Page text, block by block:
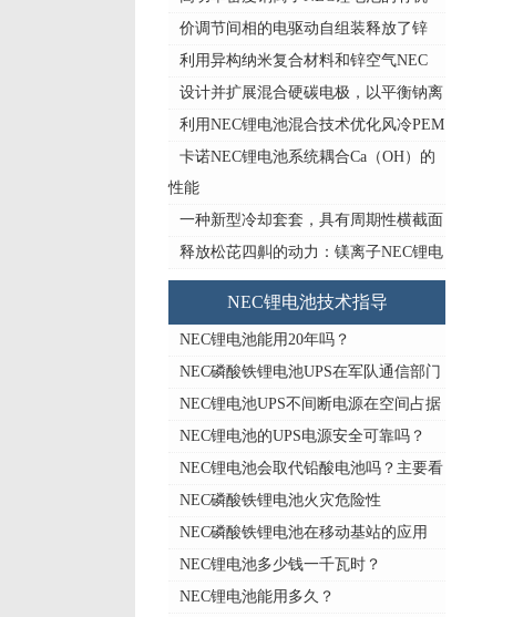
价调节间相的电驱动自组装释放了锌
利用异构纳米复合材料和锌空气NEC
设计并扩展混合硬碳电极，以平衡钠离
利用NEC锂电池混合技术优化风冷PEM
卡诺NEC锂电池系统耦合Ca（OH）的
性能
一种新型冷却套套，具有周期性横截面
释放松芘四鼼的动力：镁离子NEC锂电
NEC锂电池技术指导
NEC锂电池能用20年吗？
NEC磷酸铁锂电池UPS在军队通信部门
NEC锂电池UPS不间断电源在空间占据
NEC锂电池的UPS电源安全可靠吗？
NEC锂电池会取代铅酸电池吗？主要看
NEC磷酸铁锂电池火灾危险性
NEC磷酸铁锂电池在移动基站的应用
NEC锂电池多少钱一千瓦时？
NEC锂电池能用多久？